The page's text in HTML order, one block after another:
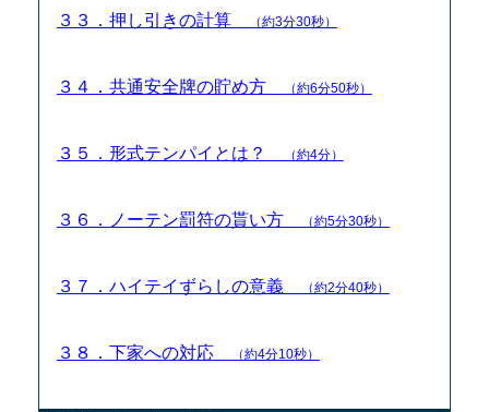
３３．押し引きの計算 （約3分30秒）
３４．共通安全牌の貯め方 （約6分50秒）
３５．形式テンパイとは？ （約4分）
３６．ノーテン罰符の貰い方 （約5分30秒）
３７．ハイテイずらしの意義 （約2分40秒）
３８．下家への対応 （約4分10秒）